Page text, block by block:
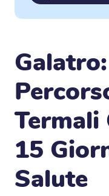
15
Salute